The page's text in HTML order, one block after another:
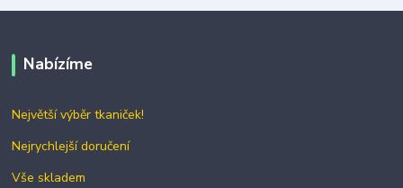
Nabízíme
Největší výběr tkaniček!
Nejrychlejší doručení
Vše skladem